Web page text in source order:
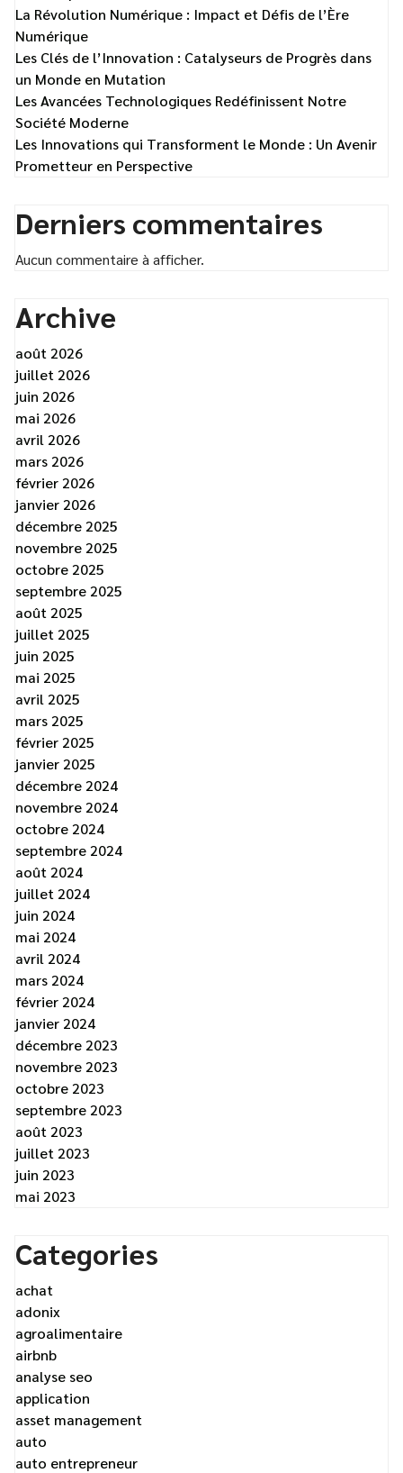
La Révolution Numérique : Impact et Défis de l’Ère
Numérique
Les Clés de l’Innovation : Catalyseurs de Progrès dans
un Monde en Mutation
Les Avancées Technologiques Redéfinissent Notre
Société Moderne
Les Innovations qui Transforment le Monde : Un Avenir
Prometteur en Perspective
Derniers commentaires
Aucun commentaire à afficher.
Archive
août 2026
juillet 2026
juin 2026
mai 2026
avril 2026
mars 2026
février 2026
janvier 2026
décembre 2025
novembre 2025
octobre 2025
septembre 2025
août 2025
juillet 2025
juin 2025
mai 2025
avril 2025
mars 2025
février 2025
janvier 2025
décembre 2024
novembre 2024
octobre 2024
septembre 2024
août 2024
juillet 2024
juin 2024
mai 2024
avril 2024
mars 2024
février 2024
janvier 2024
décembre 2023
novembre 2023
octobre 2023
septembre 2023
août 2023
juillet 2023
juin 2023
mai 2023
Categories
achat
adonix
agroalimentaire
airbnb
analyse seo
application
asset management
auto
auto entrepreneur